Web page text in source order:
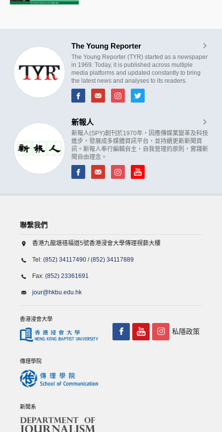
The Young Reporter
The Young Reporter (TYR) started as a newspaper
in 1969. Today, it is published across multiple
media platforms and updated constantly to bring
the latest news and analyses to its readers.
新報人
新報人(SPY)創刊於1970年，因應傳媒業變革及科技
進步，發展成多媒體資訊平台，並持續更新新聞資
訊。新報人奉行編輯自主，自我管理的原則，實踐新
聞自由理念。
聯繫我們
香港九龍塘禧福道5號香港浸會大學傳理視藝大樓
Tel: (852) 34117490 /(852) 34117889
Fax: (852) 23361691
jour@hkbu.edu.hk
香港浸會大學
傳理學院
新聞系
私隱政策